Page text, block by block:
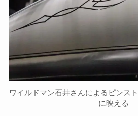
ワイルドマン石井さんによるピンス
に映える